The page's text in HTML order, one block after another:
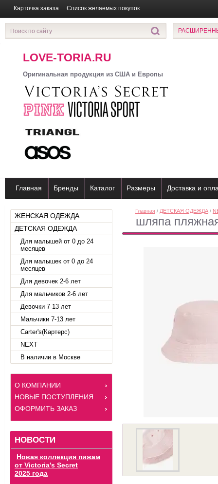
Карточка заказа Список желаемых покупок
LOVE-TORIA.RU
Оригинальная продукция из США и Европы
Главная Бренды Каталог Размеры Доставка и
ЖЕНСКАЯ ОДЕЖДА
ДЕТСКАЯ ОДЕЖДА
Для малышей от 0 до 24
месяцев
Для малышек от 0 до 24
месяцев
Для девочек 2-6 лет
Для мальчиков 2-6 лет
Девочки 7-13 лет
Мальчики 7-13 лет
Carter's(Картерс)
NEXT
В наличии в Москве
О КОМПАНИИ
НОВЫЕ ПОСТУПЛЕНИЯ
ОФОРМИТЬ ЗАКАЗ
НОВОСТИ
Новая коллекция пижам
от Victoria's Secret
2025 года
Главная / ДЕТСКАЯ ОДЕЖДА /
шляпа